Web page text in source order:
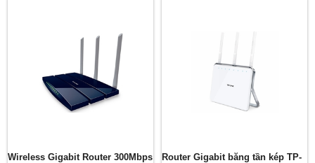
Wireless Gigabit Router 300Mbps
Router Gigabit băng tần kép TP-